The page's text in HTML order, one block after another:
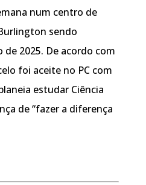
num centro de
sendo
2025. De acordo com
foi aceite no PC com
estudar Ciência
de “fazer a diferença